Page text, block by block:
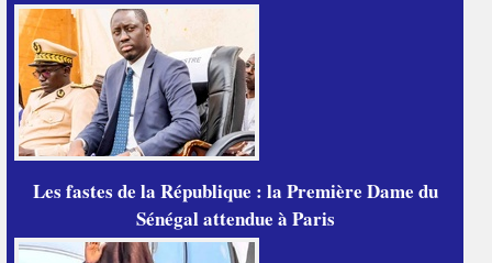
Les fastes de la République : la Première Dame du
Sénégal attendue à Paris